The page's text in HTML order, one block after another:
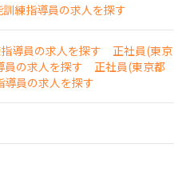
練指導員の求人を探す
導員の求人を探す
正社員(東京
員の求人を探す
正社員(東京都
導員の求人を探す